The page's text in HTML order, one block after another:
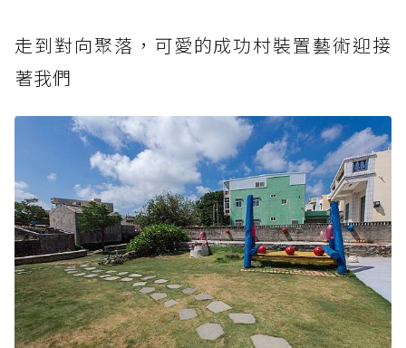
走到對向聚落，可愛的成功村裝置藝術迎接
著我們